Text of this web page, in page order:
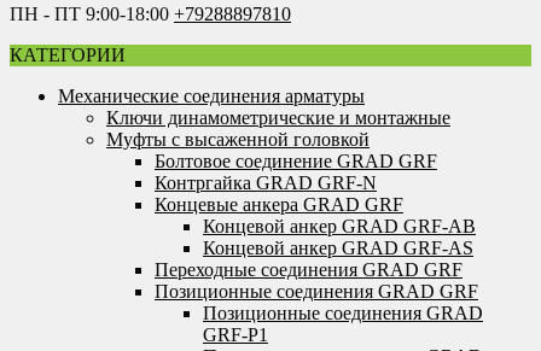
ПН - ПТ 9:00-18:00 +79288897810
КАТЕГОРИИ
Механические соединения арматуры
Ключи динамометрические и монтажные
Муфты с высаженной головкой
Болтовое соединение GRAD GRF
Контргайка GRAD GRF-N
Концевые анкера GRAD GRF
Концевой анкер GRAD GRF-AB
Концевой анкер GRAD GRF-AS
Переходные соединения GRAD GRF
Позиционные соединения GRAD GRF
Позиционные соединения GRAD
GRF-P1